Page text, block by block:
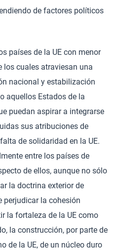
de factores políticos
países de la UE con menor
los cuales atraviesan una
nacional y estabilización
aquellos Estados de la
puedan aspirar a integrarse
sus atribuciones de
de solidaridad en la UE.
entre los países de
de ellos, aunque no sólo
la doctrina exterior de
perjudicar la cohesión
la fortaleza de la UE como
la construcción, por parte de
de la UE, de un núcleo duro